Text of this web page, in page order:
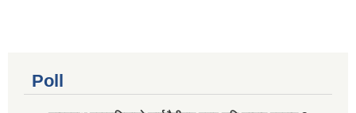
Poll